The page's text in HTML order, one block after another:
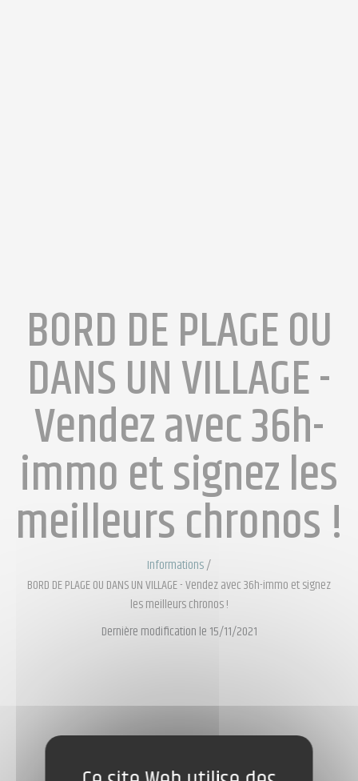
BORD DE PLAGE OU
DANS UN VILLAGE -
Vendez avec 36h-
immo et signez les
meilleurs chronos !
Informations/
BORD DE PLAGE OU DANS UN VILLAGE - Vendez avec 36h-immo et signez
les meilleurs chronos !
Dernière modification le 15/11/2021